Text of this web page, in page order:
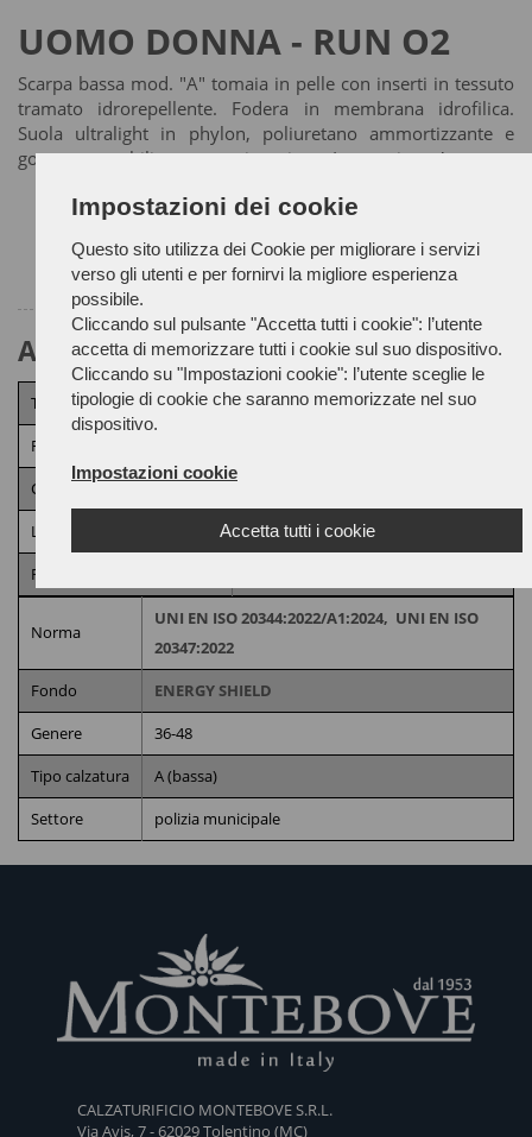
Impostazioni dei cookie
Questo sito utilizza dei Cookie per migliorare i servizi
verso gli utenti e per fornirvi la migliore esperienza
possibile.
Cliccando sul pulsante "Accetta tutti i cookie": l’utente
accetta di memorizzare tutti i cookie sul suo dispositivo.
Cliccando su "Impostazioni cookie": l’utente sceglie le
tipologie di cookie che saranno memorizzate nel suo
dispositivo.
Impostazioni cookie
Accetta tutti i cookie
UOMO DONNA - RUN O2
Scarpa bassa mod. "A" tomaia in pelle con inserti in tessuto
tramato idrorepellente. Fodera in membrana idrofilica.
Suola ultralight in phylon, poliuretano ammortizzante e
gomma + stabilizzatore anti-torsione. Lavorazione Ago.
Attributi Prodotto
Tomaia
Pelle e tessuto cordura
Fodera
Categoria
Lavorazione
AGO
Requisiti aggiuntivi
Norma
UNI EN ISO 20344:2022/A1:2024, UNI EN ISO
20347:2022
Fondo
ENERGY SHIELD
Genere
36-48
Tipo calzatura
A (bassa)
Settore
polizia municipale
GOMMA
SCARPA
ESTIVA
UP-505
CALZATURIFICIO MONTEBOVE S.R.L.
Via Avis, 7 - 62029 Tolentino (MC)